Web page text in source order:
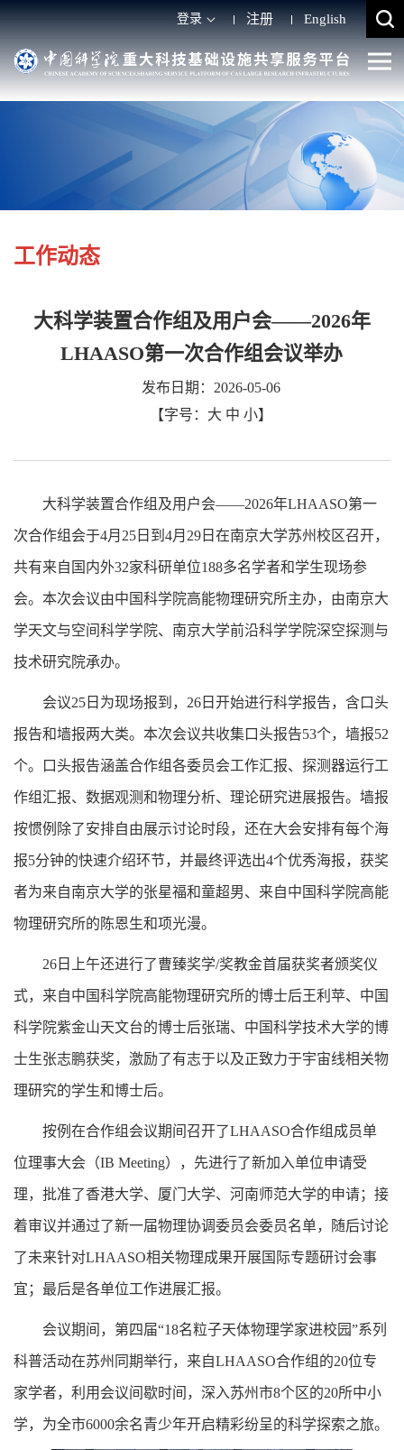
登录 注册 English
工作动态
大科学装置合作组及用户会——2026年
LHAASO第一次合作组会议举办
发布日期：2026-05-06
【字号： 大 中 小】
大科学装置合作组及用户会——2026年LHAASO第一
次合作组会于4月25日到4月29日在南京大学苏州校区召开，
共有来自国内外32家科研单位188多名学者和学生现场参
会。本次会议由中国科学院高能物理研究所主办，由南京大
学天文与空间科学学院、南京大学前沿科学学院深空探测与
技术研究院承办。
会议25日为现场报到，26日开始进行科学报告，含口头
报告和墙报两大类。本次会议共收集口头报告53个，墙报52
个。口头报告涵盖合作组各委员会工作汇报、探测器运行工
作组汇报、数据观测和物理分析、理论研究进展报告。墙报
按惯例除了安排自由展示讨论时段，还在大会安排有每个海
报5分钟的快速介绍环节，并最终评选出4个优秀海报，获奖
者为来自南京大学的张星福和童超男、来自中国科学院高能
物理研究所的陈恩生和项光漫。
26日上午还进行了曹臻奖学/奖教金首届获奖者颁奖仪
式，来自中国科学院高能物理研究所的博士后王利苹、中国
科学院紫金山天文台的博士后张瑞、中国科学技术大学的博
士生张志鹏获奖，激励了有志于以及正致力于宇宙线相关物
理研究的学生和博士后。
按例在合作组会议期间召开了LHAASO合作组成员单
位理事大会（IB Meeting），先进行了新加入单位申请受
理，批准了香港大学、厦门大学、河南师范大学的申请；接
着审议并通过了新一届物理协调委员会委员名单，随后讨论
了未来针对LHAASO相关物理成果开展国际专题研讨会事
宜；最后是各单位工作进展汇报。
会议期间，第四届“18名粒子天体物理学家进校园”系列
科普活动在苏州同期举行，来自LHAASO合作组的20位专
家学者，利用会议间歇时间，深入苏州市8个区的20所中小
学，为全市6000余名青少年开启精彩纷呈的科学探索之旅。